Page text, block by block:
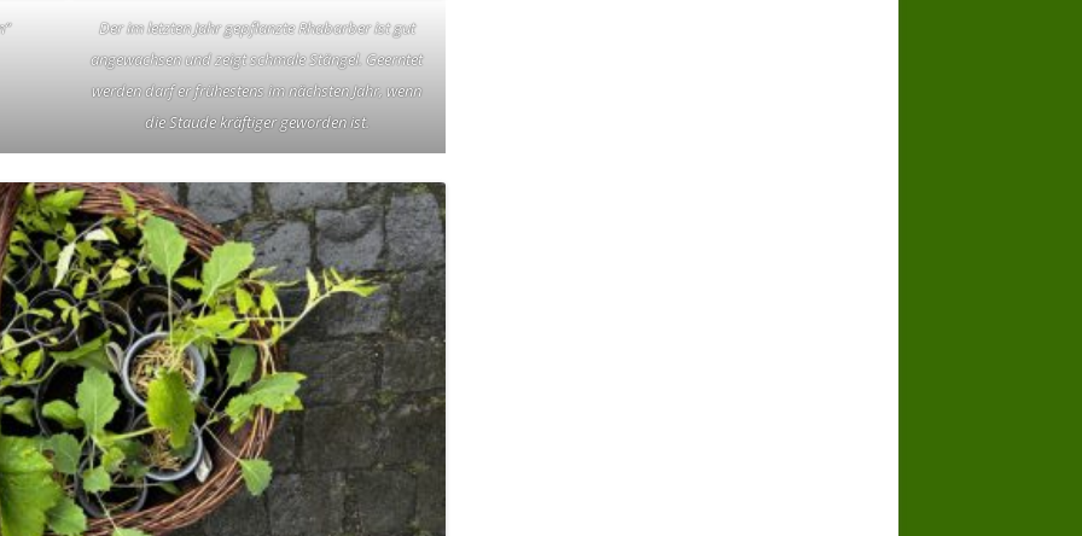
Der im letzten Jahr gepflanzte Rhabarber ist gut
angewachsen und zeigt schmale Stängel. Geerntet
werden darf er frühestens im nächsten Jahr, wenn
die Staude kräftiger geworden ist.